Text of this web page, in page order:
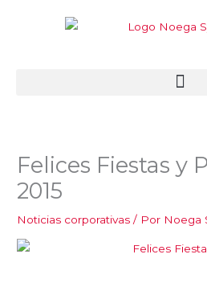
Felices Fiestas y
2015
Noticias corporativas / Por Noega